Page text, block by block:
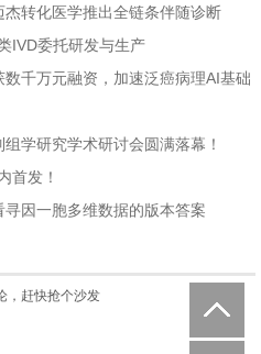
转化医学推出全链条伴随诊断
IVD委托研发与生产
千万元融资，加速泛癌病理AI基础
学研究学术研讨会圆满落幕！
首发！
因一胞多维数据的版本答案
，赶快抢个沙发